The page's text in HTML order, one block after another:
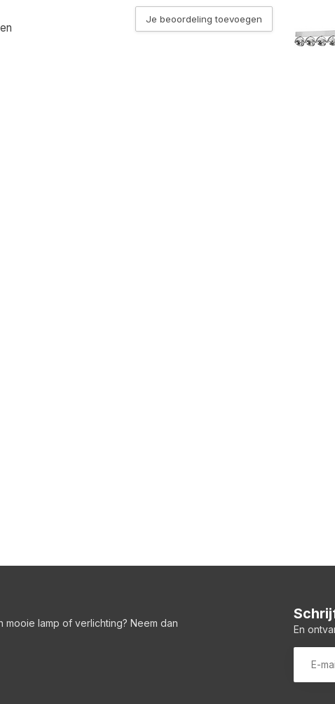
van de Lichtbron keuze Je beoordeling toevoegen
lamp of verlichting? Neem dan
En